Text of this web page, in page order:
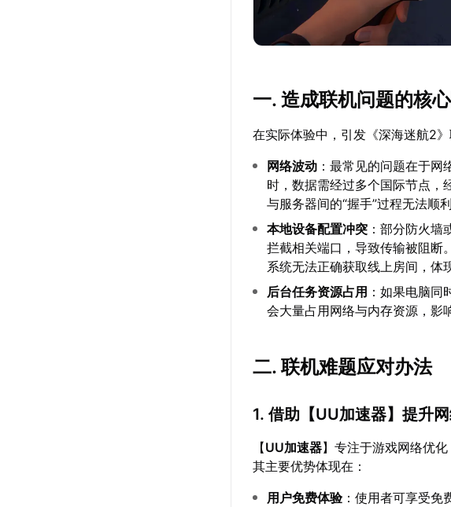
一. 造成联机问题的核
在实际体验中，引发《深海迷航2
网络波动 ：最常见的问题在于
时，数据需经过多个国际节点，
与服务器间的“握手”过程无法顺
本地设备配置冲突 ：部分防火
拦截相关端口，导致传输被阻断
系统无法正确获取线上房间，体
后台任务资源占用 ：如果电脑
会大量占用网络与内存资源，影
二. 联机难题应对办法
1. 借助【UU加速器】提升
【UU加速器】专注于游戏网络优
其主要优势体现在：
用户免费体验：使用者可享受免